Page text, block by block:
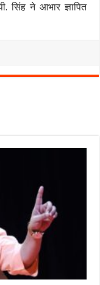
सिंह ने आभार ज्ञापित